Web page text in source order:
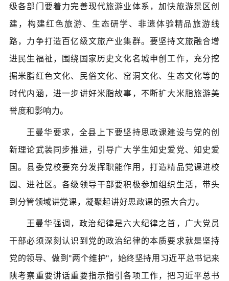
级各部门要着力完善现代旅游业体系，加快旅游景区创
建，构建红色旅游、生态研学、非遗体验精品旅游线
路，力争打造百亿级文旅产业集群。要坚持文旅融合增
进民生福祉，围绕国家历史文化名城申创工作，充分挖
掘米脂红色文化、民俗文化、窑洞文化、生态文化等的
时代内涵，进一步讲好米脂故事，不断扩大米脂旅游美
誉度和影响力。
王曼华要求，全县上下要坚持思政课建设与党的创
新理论武装同步推进，引导广大学生知史爱党、知史爱
国。县委党校要充分发挥职能作用，打造精品党课进校
园、进社区。各级领导干部要积极参加组织生活，带头
到分管领域讲党课，凝聚起讲好思政课的强大合力。
王曼华强调，政治纪律是六大纪律之首，广大党员
干部必须深刻认识到党的政治纪律的本质要求就是坚持
党的领导、做到"两个维护"，始终坚持用习近平总书记来
陕考察重要讲话重要指示指引各项工作，把习近平总书